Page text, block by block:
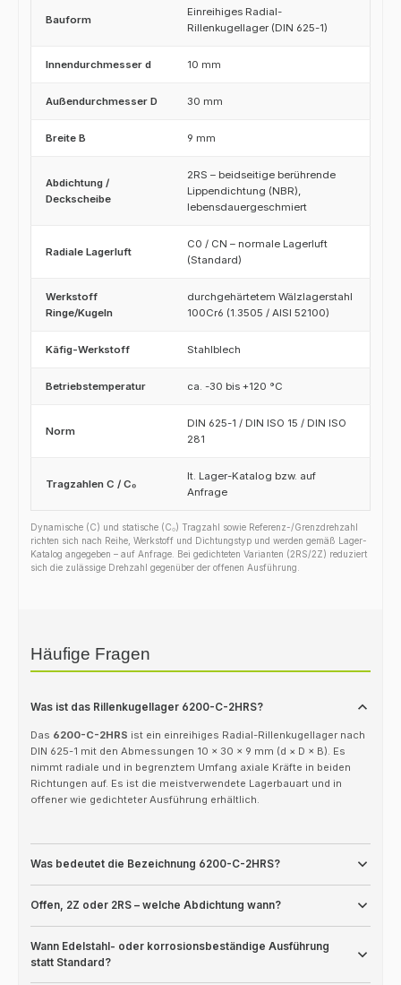
Bauform
Einreihiges Radial-
Rillenkugellager (DIN 625-1)
Innendurchmesser d 10 mm
Außendurchmesser D 30 mm
Breite B 9 mm
Abdichtung /
Deckscheibe
2RS – beidseitige berührende
Lippendichtung (NBR),
lebensdauergeschmiert
Radiale Lagerluft
C0 / CN – normale Lagerluft
(Standard)
Werkstoff
Ringe/Kugeln
durchgehärtetem Wälzlagerstahl
100Cr6 (1.3505 / AISI 52100)
Käfig-Werkstoff Stahlblech
Betriebstemperatur ca. -30 bis +120 °C
Norm
DIN 625-1 / DIN ISO 15 / DIN ISO
281
Tragzahlen C / C₀
lt. Lager-Katalog bzw. auf
Anfrage
Dynamische (C) und statische (C₀) Tragzahl sowie Referenz-/Grenzdrehzahl
richten sich nach Reihe, Werkstoff und Dichtungstyp und werden gemäß Lager-
Katalog angegeben – auf Anfrage. Bei gedichteten Varianten (2RS/2Z) reduziert
sich die zulässige Drehzahl gegenüber der offenen Ausführung.
Häufige Fragen
Was ist das Rillenkugellager 6200-C-2HRS?
Das 6200-C-2HRS ist ein einreihiges Radial-Rillenkugellager nach
DIN 625-1 mit den Abmessungen 10 × 30 × 9 mm (d × D × B). Es
nimmt radiale und in begrenztem Umfang axiale Kräfte in beiden
Richtungen auf. Es ist die meistverwendete Lagerbauart und in
offener wie gedichteter Ausführung erhältlich.
Was bedeutet die Bezeichnung 6200-C-2HRS?
Offen, 2Z oder 2RS – welche Abdichtung wann?
Wann Edelstahl- oder korrosionsbeständige Ausführung
statt Standard?